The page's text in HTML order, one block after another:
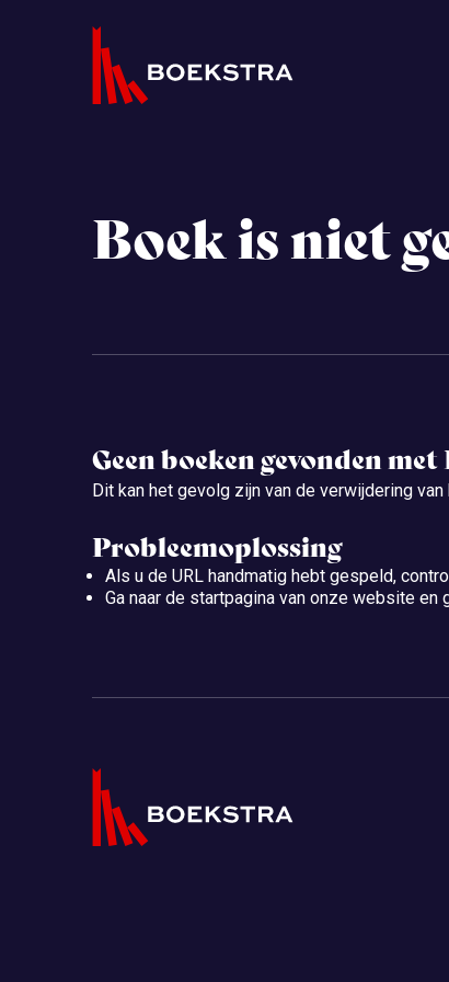
Boek is niet
Geen boeken gevonden
Dit kan het gevolg zijn van de verwijdering
Probleemoplossing
Als u de URL handmatig hebt gespeld,
Ga naar de startpagina van onze website